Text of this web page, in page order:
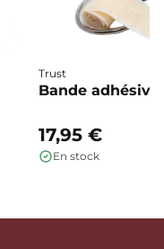
Trust
Bande adhésive
17,95 €
En stock